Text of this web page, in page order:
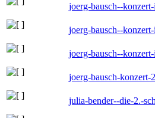
joerg-bausch--
joerg-bausch--
joerg-bausch--
joerg-bausch-konzert-
julia-bender--die-2.-